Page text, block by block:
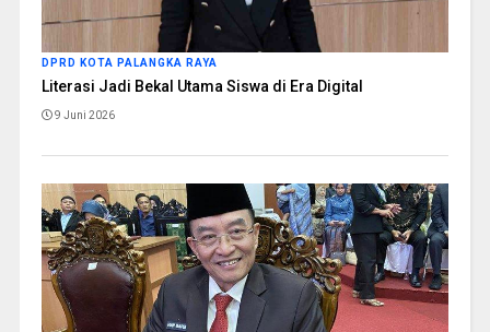
DPRD KOTA PALANGKA RAYA
Literasi Jadi Bekal Utama Siswa di Era Digital
9 Juni 2026